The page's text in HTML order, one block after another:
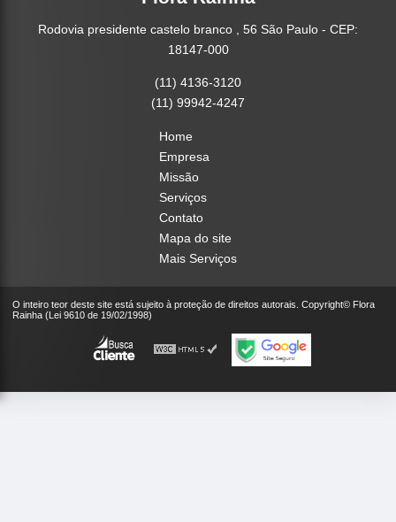
Rodovia presidente castelo branco , 56 São Paulo - CEP:
18147-000
(11) 4136-3120
(11) 99942-4247
Home
Empresa
Missão
Serviços
Contato
Mapa do site
Mais Serviços
O inteiro teor deste site está sujeito à proteção de direitos autorais. Copyright© Flora
Rainha (Lei 9610 de 19/02/1998)